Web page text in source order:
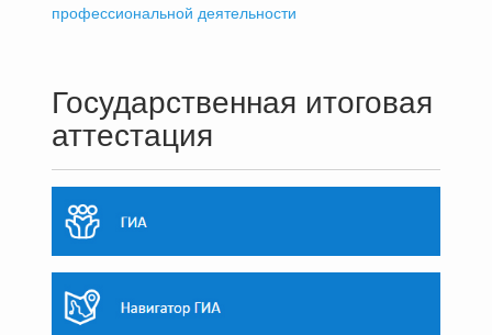
профессиональной деятельности
Государственная итоговая
аттестация